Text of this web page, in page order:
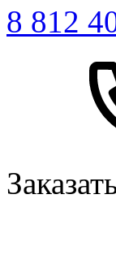
8 812